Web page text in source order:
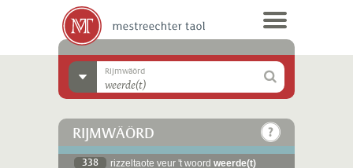
Rijmwäörd
RIJMWÄÖRD
338 rizzeltaote veur 't woord weerde(t)